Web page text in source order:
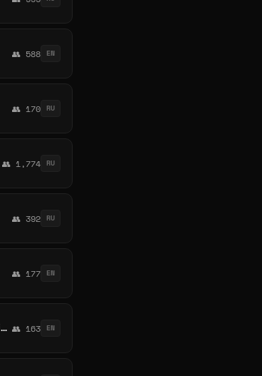
👥 588 EN
👥 170 RU
👥 1,774 RU
👥 392 RU
👥 177 EN
NorgeTelegramFreaks : Norge Telegram Freaks from Norway / Scandinavia - fra Norge / Skandinavia - aus Norwegen / Skandinavien 👥 163 EN